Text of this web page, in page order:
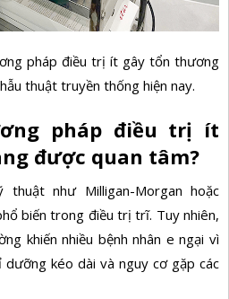
pháp điều trị ít gây tổn thương
thuật truyền thống hiện nay.
pháp điều trị ít
được quan tâm?
thuật như Milligan-Morgan hoặc
biến trong điều trị trĩ. Tuy nhiên,
khiến nhiều bệnh nhân e ngại vì
kéo dài và nguy cơ gặp các